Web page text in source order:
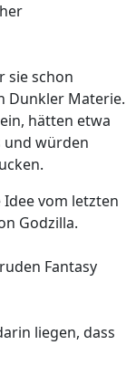
sie schon
Dunkler Materie.
hätten etwa
und würden
vom letzten
Godzilla.
Fantasy
liegen, dass